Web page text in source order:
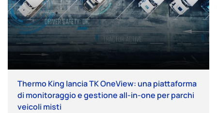
Thermo King lancia TK OneView: una piattaforma
di monitoraggio e gestione all-in-one per parchi
veicoli misti